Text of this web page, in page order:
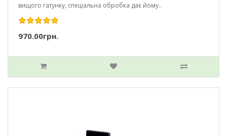
вищого гатунку, спеціальна обробка дає йому..
970.00грн.